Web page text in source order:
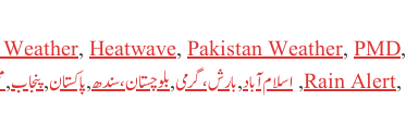
, Heatwave, Pakistan Weather, PMD,
Rain Alert,
, اسلام آباد,بارش، گرمی,بلوچستان، سندھ,پاکستان,پنجاب,